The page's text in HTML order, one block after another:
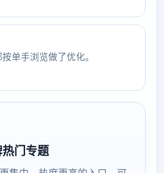
单手浏览做了优化。
门专题